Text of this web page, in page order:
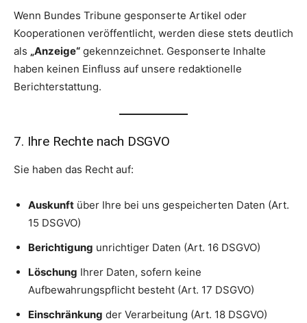
Wenn Bundes Tribune gesponserte Artikel oder
Kooperationen veröffentlicht, werden diese stets deutlich
als „Anzeige“ gekennzeichnet. Gesponserte Inhalte
haben keinen Einfluss auf unsere redaktionelle
Berichterstattung.
7. Ihre Rechte nach DSGVO
Sie haben das Recht auf:
Auskunft über Ihre bei uns gespeicherten Daten (Art.
15 DSGVO)
Berichtigung unrichtiger Daten (Art. 16 DSGVO)
Löschung Ihrer Daten, sofern keine
Aufbewahrungspflicht besteht (Art. 17 DSGVO)
Einschränkung der Verarbeitung (Art. 18 DSGVO)